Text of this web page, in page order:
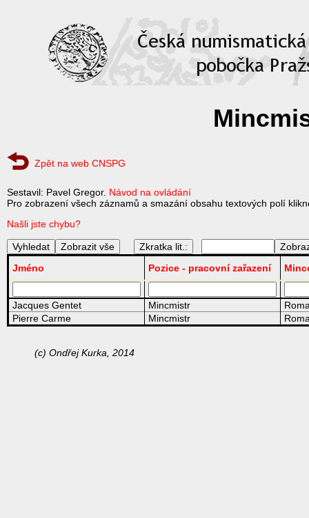
Zpět na web CNSPG
Sestavil: Pavel Gregor. Návod na ovládání
Pro zobrazení všech záznamů a smazání obsahu textových polí
Našli jste chybu?
Zkratka lit.:
Jméno
Pozice - pracovní zařazení
Jacques Gentet Mincmistr
Pierre Carme
Mincmistr
(c) Ondřej Kurka, 2014